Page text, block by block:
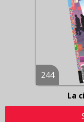
244
La